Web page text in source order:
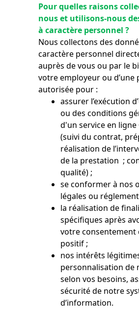
Pour quelles raisons
nous et utilisons-nous
à caractère personnel ?
Nous collectons des
caractère personnel
auprès de vous ou par le
votre employeur ou d’une
autorisée pour :
assurer l’exécution
ou des conditions
d'un service en ligne
(suivi du contrat,
réalisation de
de la prestation ;
qualité) ;
se conformer à nos
légales ou
la réalisation de
spécifiques après
votre consentement
positif ;
nos intérêts
personnalisation de
selon vos besoins,
sécurité de notre
d’information.